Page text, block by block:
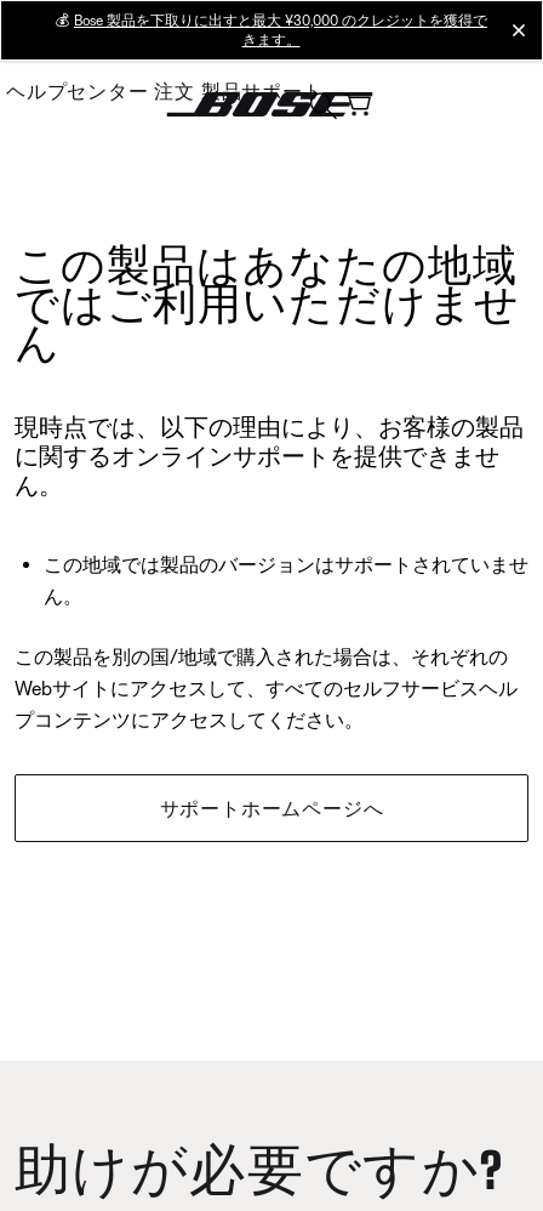
Main
💰 Bose 製品を下取りに出すと最大 ¥30,000 のクレジットを獲得で
きます。
ヘルプセンター 注文 製品サポート
この製品はあなたの地域
ではご利用いただけませ
ん
現時点では、以下の理由により、お客様の製品
に関するオンラインサポートを提供できませ
ん。
この地域では製品のバージョンはサポートされていませ
ん。
この製品を別の国/地域で購入された場合は、それぞれの
Webサイトにアクセスして、すべてのセルフサービスヘル
プコンテンツにアクセスしてください。
サポートホームページへ
助けが必要ですか?